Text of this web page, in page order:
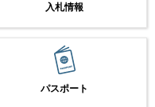
入札情報
パスポート